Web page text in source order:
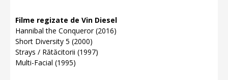
Filme regizate de Vin Diesel
Hannibal the Conqueror (2016)
Short Diversity 5 (2000)
Strays / Rătăcitorii (1997)
Multi-Facial (1995)